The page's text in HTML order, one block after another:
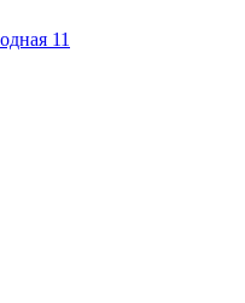
11